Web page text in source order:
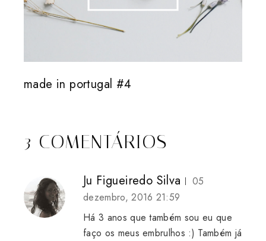
made in portugal #4
3 COMENTÁRIOS
Ju Figueiredo Silva
05
dezembro, 2016 21:59
Há 3 anos que também sou eu que
faço os meus embrulhos :) Também já